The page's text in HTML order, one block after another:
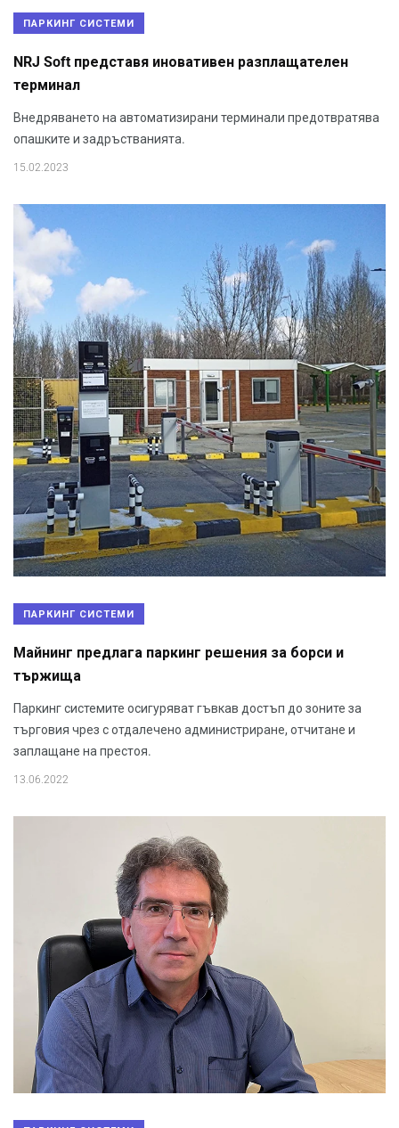
ПАРКИНГ СИСТЕМИ
NRJ Soft представя иновативен разплащателен
терминал
Внедряването на автоматизирани терминали предотвратява
опашките и задръстванията.
15.02.2023
ПАРКИНГ СИСТЕМИ
Майнинг предлага паркинг решения за борси и
тържища
Паркинг системите осигуряват гъвкав достъп до зоните за
търговия чрез с отдалечено администриране, отчитане и
заплащане на престоя.
13.06.2022